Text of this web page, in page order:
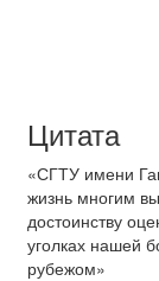
Цитата
«СГТУ имени
жизнь многим
достоинству
уголках нашей
рубежом»